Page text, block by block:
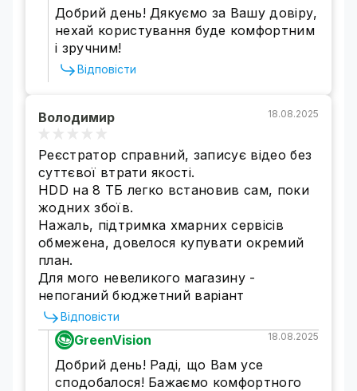
Добрий день! Дякуємо за Вашу довіру,
нехай користування буде комфортним
і зручним!
Відповісти
Володимир 18.08.2025
Реєстратор справний, записує відео без
суттєвої втрати якості.
HDD на 8 ТБ легко встановив сам, поки
жодних збоїв.
Нажаль, підтримка хмарних сервісів
обмежена, довелося купувати окремий
план.
Для мого невеликого магазину -
непоганий бюджетний варіант
Відповісти
GreenVision 18.08.2025
Добрий день! Раді, що Вам усе
сподобалося! Бажаємо комфортного